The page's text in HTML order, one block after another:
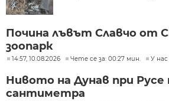
Почина лъвът Славчо от
зоопарк
14:57, 10.08.2026 Чете се за: 00:27 мин. У нас
Нивото на Дунав при Русе
сантиметра